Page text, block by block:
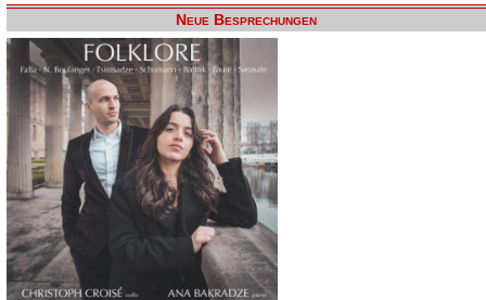
Neue Besprechungen